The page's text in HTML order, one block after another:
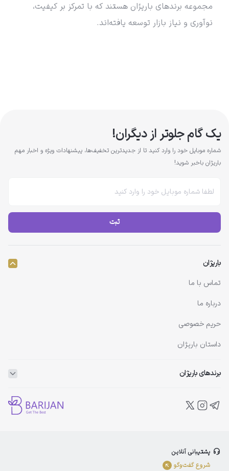
مجموعه برندهای باریژان هستند که با تمرکز بر کیفیت،
نوآوری و نیاز بازار توسعه یافته‌اند.
یک گام جلوتر از دیگران!
شماره موبایل خود را وارد کنید تا از جدیدترین تخفیف‌ها، پیشنهادات ویژه و اخبار مهم
باریژان باخبر شوید!
ثبت
باریژان
تماس با ما
درباره ما
حریم خصوصی
داستان باریژان
برندهای باریژان
ویتالیر
الویناپشتیبانی آنلاین
شروع گفت‌و‌گو